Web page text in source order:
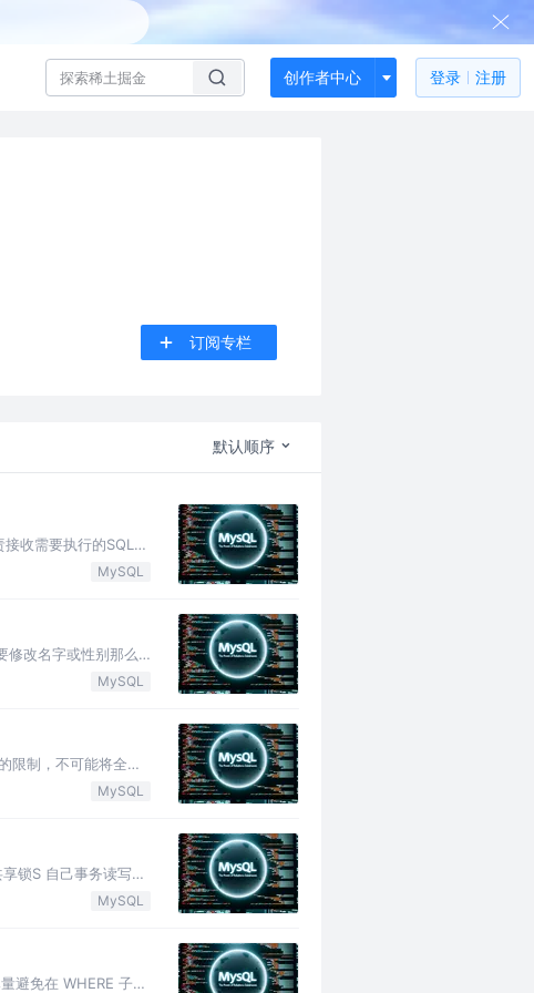
创作者中心 登录 注册
订阅专栏
默认顺序
收需要执行的SQL，
MySQL
修改名字或性别那么
MySQL
限制，不可能将全部
MySQL
锁S 自己事务读写：
MySQL
避免在 WHERE 子句